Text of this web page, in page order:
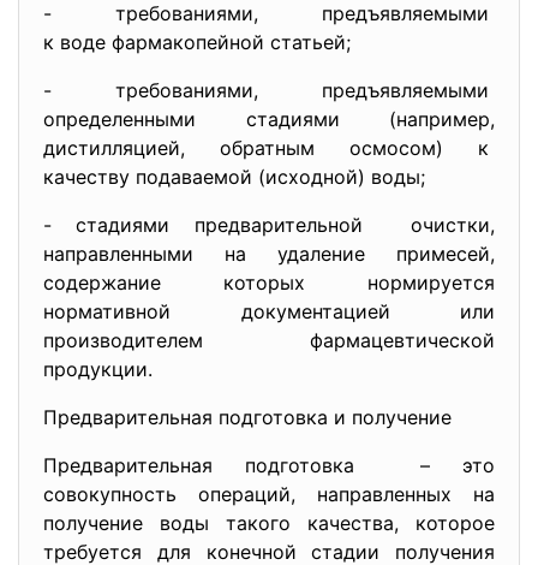
- требованиями, предъявляемыми
к воде фармакопейной статьей;
- требованиями, предъявляемыми
определенными стадиями (например,
дистилляцией, обратным осмосом) к
качеству подаваемой (исходной) воды;
- стадиями предварительной очистки,
направленными на удаление примесей,
содержание которых нормируется
нормативной документацией или
производителем фармацевтической
продукции.
Предварительная подготовка и получение
Предварительная подготовка – это
совокупность операций, направленных на
получение воды такого качества, которое
требуется для конечной стадии получения